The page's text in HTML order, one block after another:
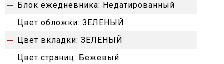
Блок ежедневника: Недатированный
Цвет обложки: ЗЕЛЕНЫЙ
Цвет вкладки: ЗЕЛЕНЫЙ
Цвет страниц: Бежевый